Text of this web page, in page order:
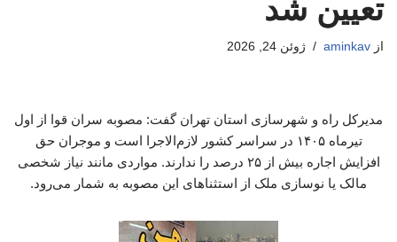
تعیین شد
از aminkav ژوئن 24, 2026
مدیرکل راه و شهرسازی استان تهران گفت: مصوبه سران قوا از اول
تیرماه ۱۴۰۵ در سراسر کشور لازم‌الاجرا است و موجران حق
افزایش اجاره بیش از ۲۵ درصد را ندارند. مواردی مانند نیاز شخصی
مالک یا نوسازی ملک از استثناهای این مصوبه به شمار می‌رود.